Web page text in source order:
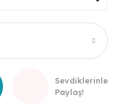
Sevdiklerinle
Paylaş!